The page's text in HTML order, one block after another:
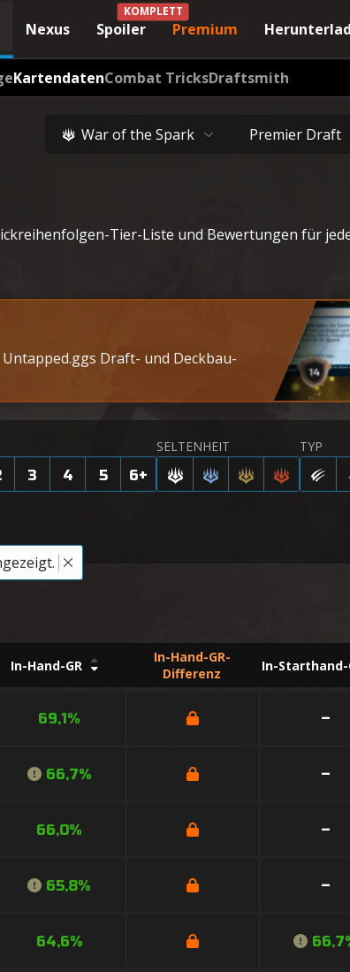
Nexus Spoiler
KOMPLETT
Premium
KartendatenCombat TricksDraftsmith
War of the Spark Premier Draft
Tier-Liste und Bewertungen für
Draft- und Deckbau-
3 4 5 6+
SELTENHEIT TYP
In-Hand-GR
In-Hand-GR-
Differenz
In-Starthand-
69,1% –
66,7% –
66,0% –
65,8% –
64,6%